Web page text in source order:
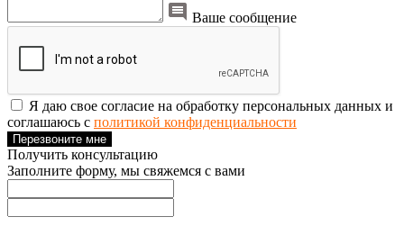
Ваше сообщение
Я даю свое согласие на обработку персональных данных и
соглашаюсь с политикой конфиденциальности
Перезвоните мне
Получить консультацию
Заполните форму, мы свяжемся с вами